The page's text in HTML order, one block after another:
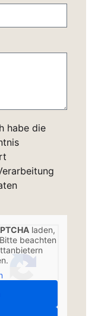
habe die
laden,
beachten